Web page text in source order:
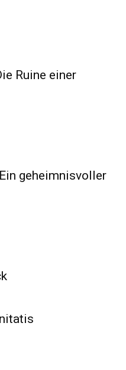
Ruine einer
geheimnisvoller